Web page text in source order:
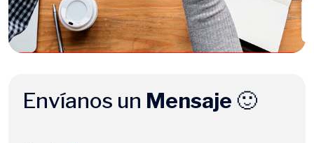
Envíanos un Mensaje 🙂